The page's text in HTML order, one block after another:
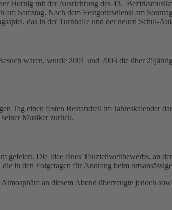
Hornig mit der Ausrichtung des 43.
Samstag. Nach dem Festgottesdienst am
das in der Turnhalle und der neuen Schul-
waren, wurde 2001 und 2003 die über
Tag einen festen Bestandteil im Jahreskalender
Musiker zurück.
Die Idee eines Tauziehwettbewerbs, an
in den Folgetagen für Andrang beim
an diesem Abend überzeugte jedoch